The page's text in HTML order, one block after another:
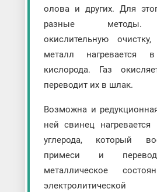
олова и других. Для
разные методы.
окислительную
металл нагревается в
кислорода. Газ
переводит их в шлак.
Возможна и
ней свинец нагревается
углерода, который
примеси и
металлическое
электролитической